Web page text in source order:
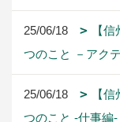
25/06/18
【
つのこと －アク
25/06/18
【
つのこと -仕事編-